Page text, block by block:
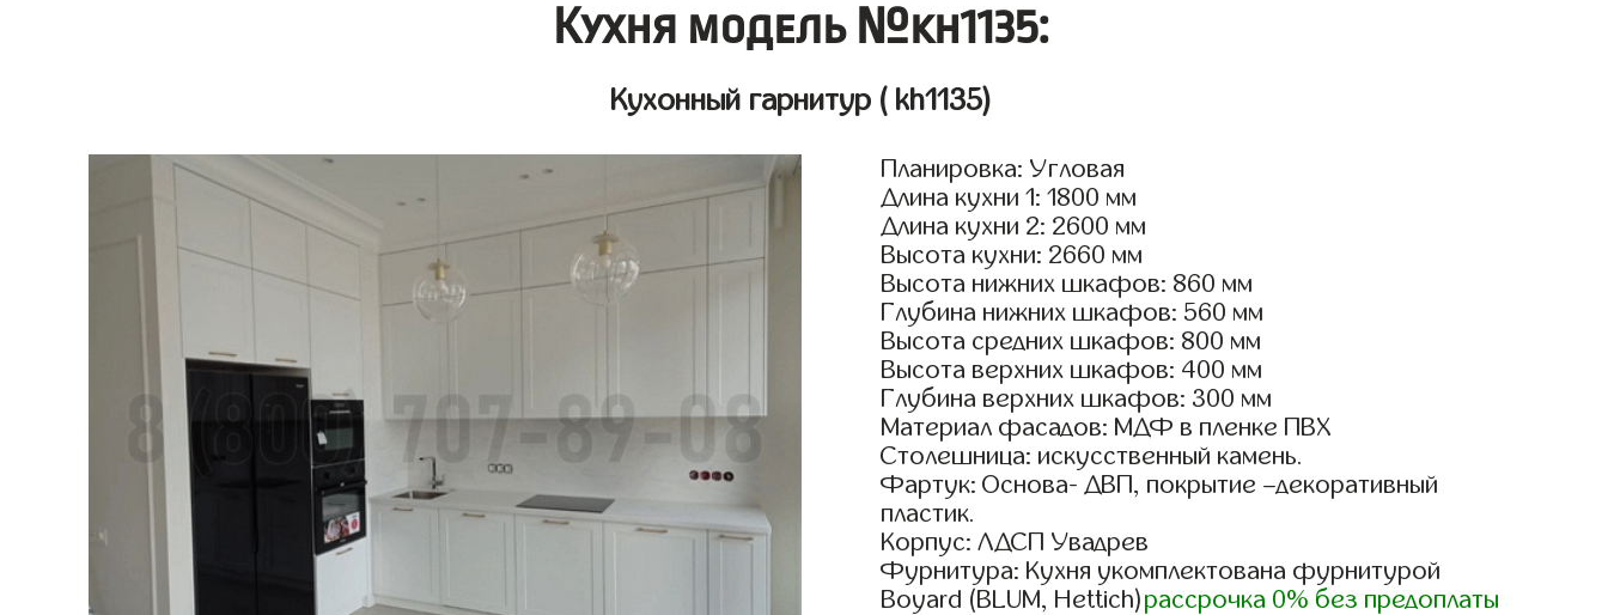
Кухня модель №kh1135:
Кухонный гарнитур ( kh1135)
Планировка: Угловая
Длина кухни 1: 1800 мм
Длина кухни 2: 2600 мм
Высота кухни: 2660 мм
Высота нижних шкафов: 860 мм
Глубина нижних шкафов: 560 мм
Высота средних шкафов: 800 мм
Высота верхних шкафов: 400 мм
Глубина верхних шкафов: 300 мм
Материал фасадов: МДФ в пленке ПВХ
Столешница: искусственный камень.
Фартук: Основа- ДВП, покрытие –декоративный
пластик.
Корпус: ЛДСП Увадрев
Фурнитура: Кухня укомплектована фурнитурой
Boyard (BLUM, Hettich)рассрочка 0% без предоплаты